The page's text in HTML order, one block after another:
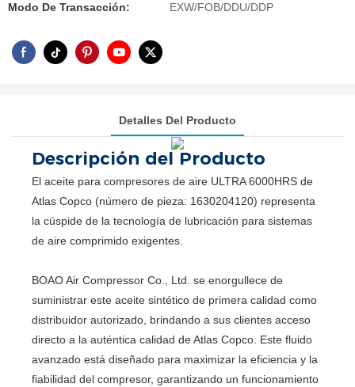
Modo De Transacción: EXW/FOB/DDU/DDP
Detalles Del Producto
Descripción del Producto
El aceite para compresores de aire ULTRA 6000HRS de
Atlas Copco (número de pieza: 1630204120) representa
la cúspide de la tecnología de lubricación para sistemas
de aire comprimido exigentes.
BOAO Air Compressor Co., Ltd. se enorgullece de
suministrar este aceite sintético de primera calidad como
distribuidor autorizado, brindando a sus clientes acceso
directo a la auténtica calidad de Atlas Copco. Este fluido
avanzado está diseñado para maximizar la eficiencia y la
fiabilidad del compresor, garantizando un funcionamiento